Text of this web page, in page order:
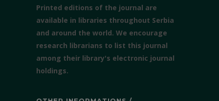
Printed editions of the journal are
available in libraries throughout Serbia
and around the world. We encourage
research librarians to list this journal
among their library's electronic journal
holdings.